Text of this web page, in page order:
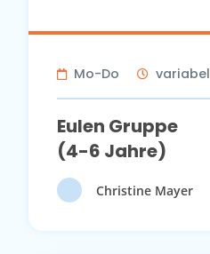
Mo-Do variabel
Eulen Gruppe
(4-6 Jahre)
Christine Mayer